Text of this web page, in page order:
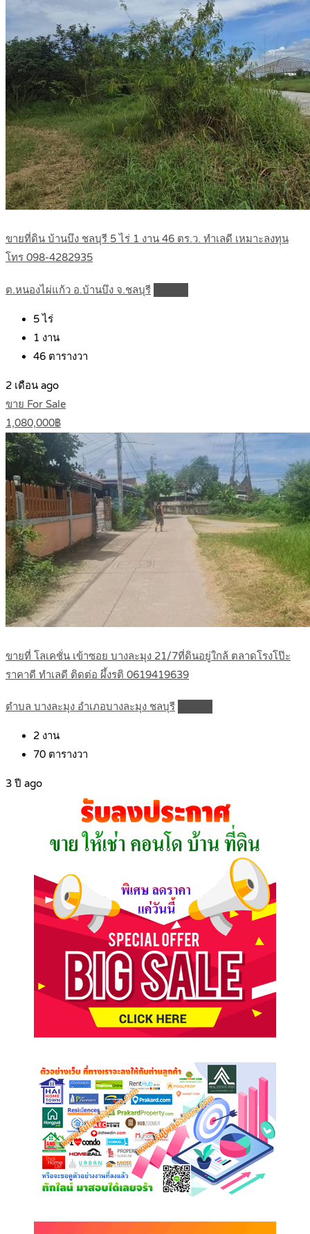
ขายที่ดิน บ้านบึง ชลบุรี 5 ไร่ 1 งาน 46 ตร.ว. ทำเลดี เหมาะลงทุน
โทร 098-4282935
ต.หนองไผ่แก้ว อ.บ้านบึง จ.ชลบุรี
5ไร่
1 งาน
46 ตารางวา
2 เดือน ago
ขาย For Sale
1,080,000฿
ขายที่ โลเคชั่น เข้าซอย บางละมุง 21/7ที่ดินอยู่ใกล้ ตลาดโรงโป๊ะ
ราคาดี ทำเลดี ติดต่อ ผึ้งรติ 0619419639
ตำบล บางละมุง อำเภอบางละมุง ชลบุรี
2 งาน
70 ตารางวา
3 ปี ago